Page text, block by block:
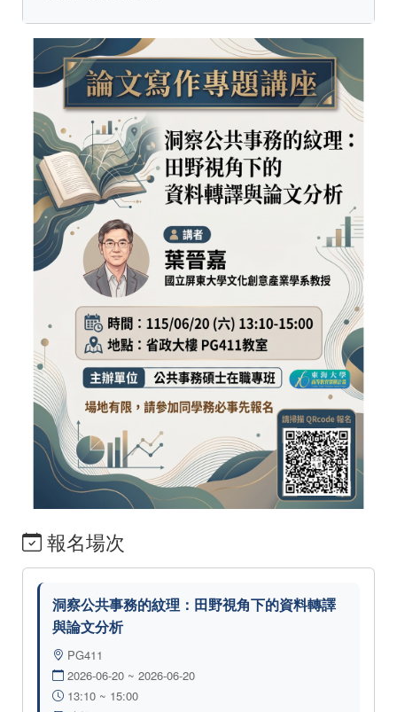
報名場次
洞察公共事務的紋理：田野視角下的資料轉譯
與論文分析
PG411
2026-06-20 ~ 2026-06-20
13:10 ~ 15:00